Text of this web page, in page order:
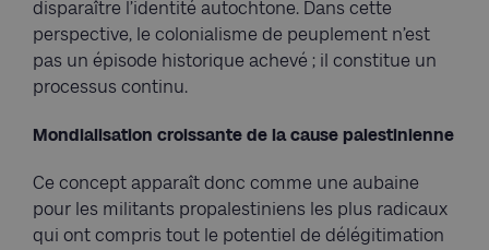
disparaître l’identité autochtone. Dans cette
perspective, le colonialisme de peuplement n’est
pas un épisode historique achevé ; il constitue un
processus continu.
Mondialisation croissante de la cause palestinienne
Ce concept apparaît donc comme une aubaine
pour les militants propalestiniens les plus radicaux
qui ont compris tout le potentiel de délégitimation